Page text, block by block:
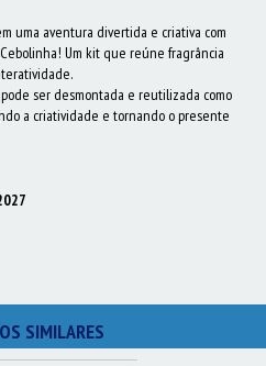
uma aventura divertida e criativa com
Um kit que reúne fragrância
ser desmontada e reutilizada como
a criatividade e tornando o presente
SIMILARES